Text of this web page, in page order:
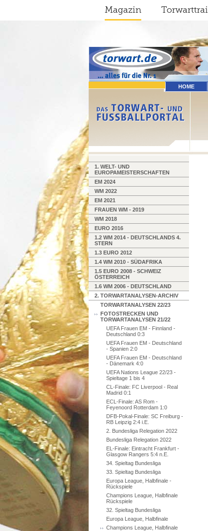
Magazin
HOME
1. WELT- UND
EUROPAMEISTERSCHAFTEN
EM 2024
WM 2022
EM 2021
FRAUEN WM - 2019
WM 2018
EURO 2016
1.2 WM 2014 - DEUTSCHLANDS 4.
STERN
1.3 EURO 2012
1.4 WM 2010 - SÜDAFRIKA
1.5 EURO 2008 - SCHWEIZ
ÖSTERREICH
1.6 WM 2006 - DEUTSCHLAND
2. TORWARTANALYSEN-ARCHIV
TORWARTANALYSEN 22/23
FOTOSTRECKEN UND
TORWARTANALYSEN 21/22
UEFA Frauen EM - Finnland -
Deutschland 0:3
UEFA Frauen EM - Deutschland
- Spanien 2:0
UEFA Frauen EM - Deutschland
- Dänemark 4:0
UEFA Nations League 22/23 -
Spieltage 1 bis 4
CL-Finale: FC Liverpool - Real
Madrid 0:1
ECL-Finale: AS Rom -
Feyenoord Rotterdam 1:0
DFB-Pokal-Finale: SC Freiburg -
RB Leipzig 2:4 i.E.
2. Bundesliga Relegation 2022
Bundesliga Relegation 2022
EL-Finale: Eintracht Frankfurt -
Glasgow Rangers 5:4 n.E.
34. Spieltag Bundesliga
33. Spieltag Bundesliga
Europa League, Halbfinale -
Rückspiele
Champions League, Halbfinale
Rückspiele
32. Spieltag Bundesliga
Europa League, Halbfinale
Champions League, Halbfinale